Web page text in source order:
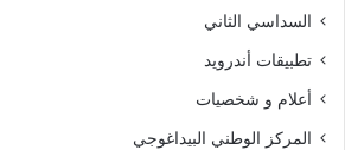
السداسي الثاني
تطبيقات أندرويد
أعلام و شخصيات
المركز الوطني البيداغوجي